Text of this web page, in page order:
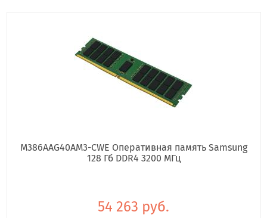
M386AAG40AM3-CWE Оперативная память Samsung
128 Гб DDR4 3200 МГц
54 263 руб.